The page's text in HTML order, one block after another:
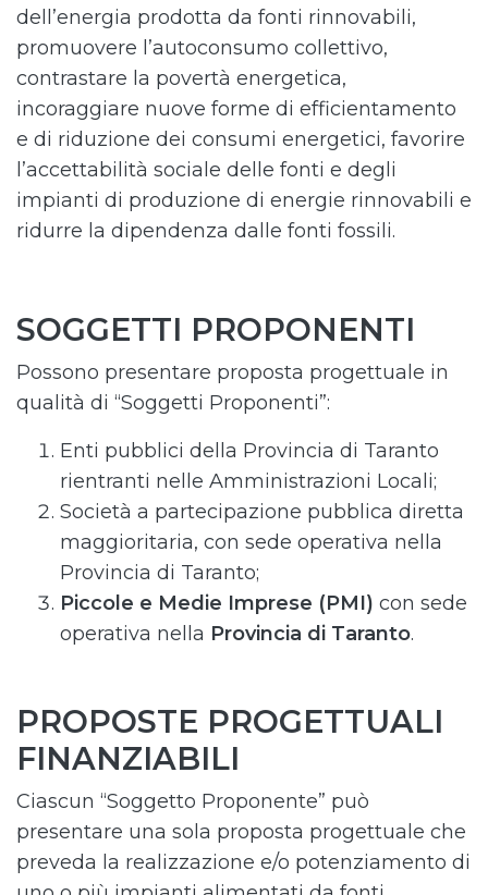
dell’energia prodotta da fonti rinnovabili,
promuovere l’autoconsumo collettivo,
contrastare la povertà energetica,
incoraggiare nuove forme di efficientamento
e di riduzione dei consumi energetici, favorire
l’accettabilità sociale delle fonti e degli
impianti di produzione di energie rinnovabili e
ridurre la dipendenza dalle fonti fossili.
SOGGETTI PROPONENTI
Possono presentare proposta progettuale in
qualità di “Soggetti Proponenti”:
Enti pubblici della Provincia di Taranto
rientranti nelle Amministrazioni Locali;
Società a partecipazione pubblica diretta
maggioritaria, con sede operativa nella
Provincia di Taranto;
Piccole e Medie Imprese (PMI) con sede
operativa nella Provincia di Taranto.
PROPOSTE PROGETTUALI
FINANZIABILI
Ciascun “Soggetto Proponente” può
presentare una sola proposta progettuale che
preveda la realizzazione e/o potenziamento di